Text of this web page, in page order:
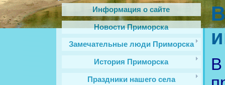
Информация о сайте
Новости Приморска
Замечательные люди Приморска
История Приморска
Праздники нашего села